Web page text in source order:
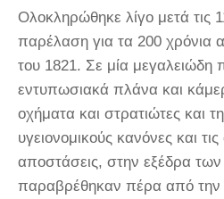
Oλοκληρώθηκε λίγο μετά τις
παρέλαση για τα 200
του 1821. Σε μία μεγαλειώδη
εντυπωσιακά πλάνα και
οχήματα και στρατιώτες και
υγειονομικούς κανόνες και
αποστάσεις, στην εξέδρα
παραβρέθηκαν πέρα από την